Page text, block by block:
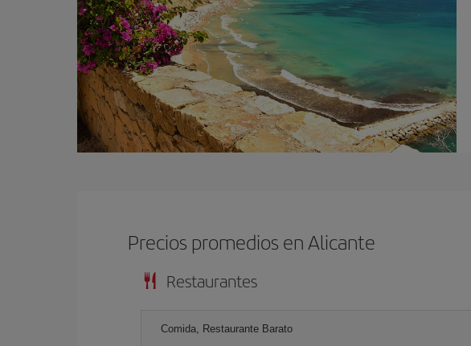
Precios promedios en Alicante
Restaurantes
Comida, Restaurante Barato